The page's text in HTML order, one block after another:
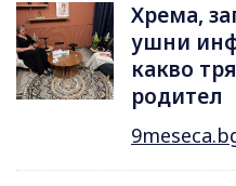
Хрема,
ушни
какво
родител